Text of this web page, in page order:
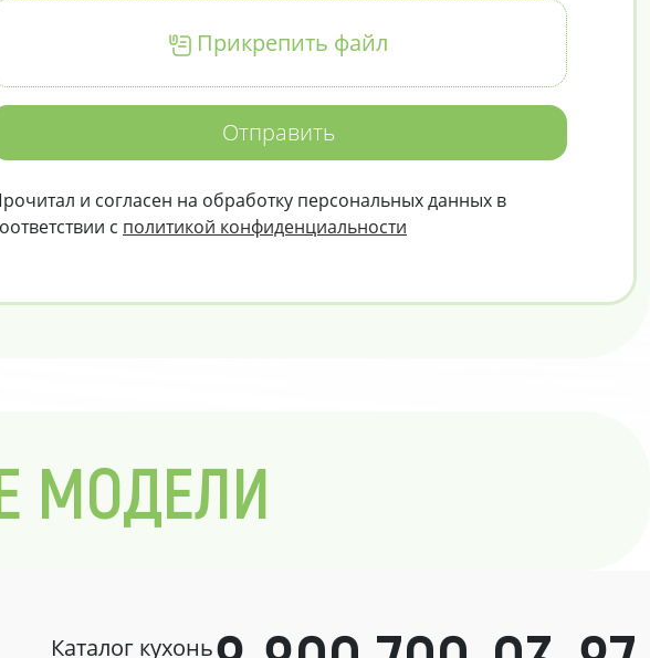
Прикрепить файл
Отправить
и согласен на обработку персональных данных в
с политикой конфиденциальности
МОДЕЛИ
Каталог кухонь